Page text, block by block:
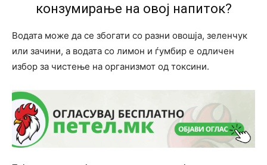
конзумирање на овој напиток?
Водата може да се збогати со разни овошја, зеленчук
или зачини, а водата со лимон и ѓумбир е одличен
избор за чистење на организмот од токсини.